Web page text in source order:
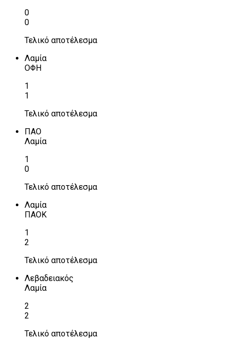
0
0
Τελικό αποτέλεσμα
Λαμία
ΟΦΗ
1
1
Τελικό αποτέλεσμα
ΠΑΟ
Λαμία
1
0
Τελικό αποτέλεσμα
Λαμία
ΠΑΟΚ
1
2
Τελικό αποτέλεσμα
Λεβαδειακός
Λαμία
2
2
Τελικό αποτέλεσμα